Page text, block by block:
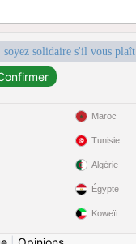
solidaire s'il vous plaît
Maroc
Tunisie
Algérie
Égypte
Koweït